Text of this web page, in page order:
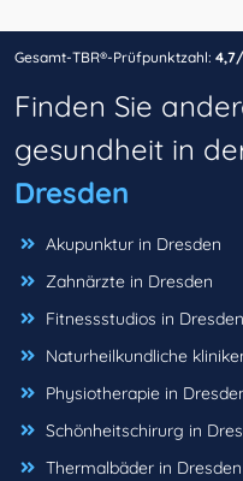
Gesamt-TBR®-Prüfpunktzahl:
Finden Sie
gesundheit in
Dresden
Akupunktur in Dresden
Zahnärzte in Dresden
Fitnessstudios in Dresden
Naturheilkundliche
Physiotherapie in
Schönheitschirurg in
Thermalbäder in Dresden